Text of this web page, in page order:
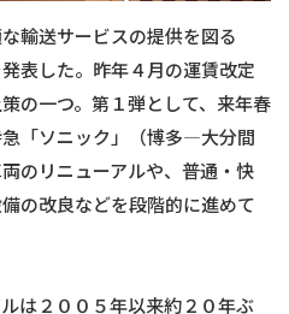
輸送サービスの提供を図る
表した。昨年４月の運賃改定
の一つ。第１弾として、来年春
「ソニック」（博多―大分間
のリニューアルや、普通・快
の改良などを段階的に進めて
は２００５年以来約２０年ぶ